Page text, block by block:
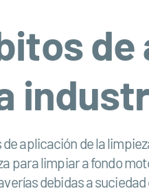
de
aplicación de la
para limpiar a fondo
debidas a